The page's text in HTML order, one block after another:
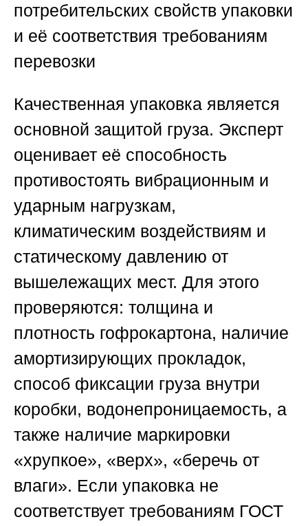
потребительских свойств упаковки
и её соответствия требованиям
перевозки
Качественная упаковка является
основной защитой груза. Эксперт
оценивает её способность
противостоять вибрационным и
ударным нагрузкам,
климатическим воздействиям и
статическому давлению от
вышележащих мест. Для этого
проверяются: толщина и
плотность гофрокартона, наличие
амортизирующих прокладок,
способ фиксации груза внутри
коробки, водонепроницаемость, а
также наличие маркировки
«хрупкое», «верх», «беречь от
влаги». Если упаковка не
соответствует требованиям ГОСТ